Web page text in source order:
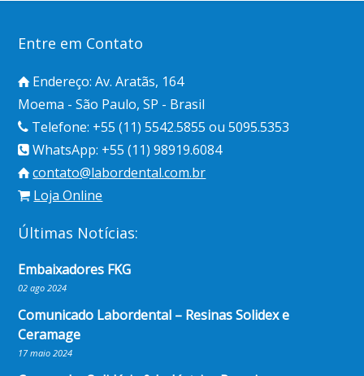
Entre em Contato
Endereço: Av. Aratãs, 164
Moema - São Paulo, SP - Brasil
Telefone: +55 (11) 5542.5855 ou 5095.5353
WhatsApp: +55 (11) 98919.6084
contato@labordental.com.br
Loja Online
Últimas Notícias:
Embaixadores FKG
02 ago 2024
Comunicado Labordental – Resinas Solidex e
Ceramage
17 maio 2024